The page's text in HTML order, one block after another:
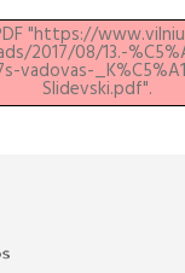
"https://
2017/08/13.-
vadovas-
Slidevski.pdf".